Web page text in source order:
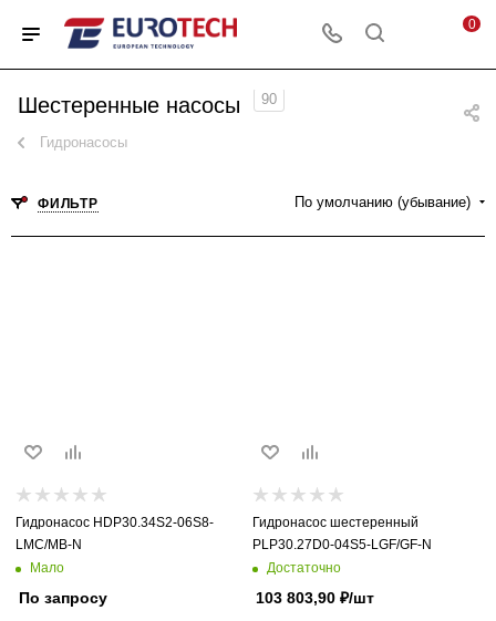
0
Шестеренные насосы 90
Гидронасосы
ФИЛЬТР По умолчанию (убывание)
Гидронасос HDP30.34S2-06S8-
LMC/MB-N
Мало
По запросу
Гидронасос шестеренный
PLP30.27D0-04S5-LGF/GF-N
Достаточно
103 803,90₽/шт